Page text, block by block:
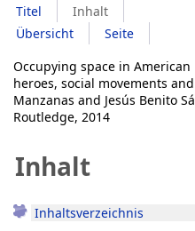
Titel
Inhalt
Übersicht
Seite
Occupying space in
heroes, social movements
Manzanas and Jesús Benito
Routledge, 2014
Inhalt
Inhaltsverzeichnis